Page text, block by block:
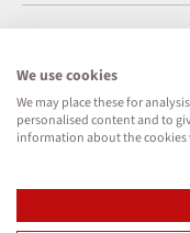
We use cookies
We may place these for
personalised content and to
information about the cookies